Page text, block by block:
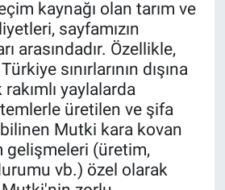
kaynağı olan tarım ve
sayfamızın
arasındadır. Özellikle,
sınırlarının dışına
yaylalarda
üretilen ve şifa
Mutki kara kovan
gelişmeleri (üretim,
vb.) özel olarak